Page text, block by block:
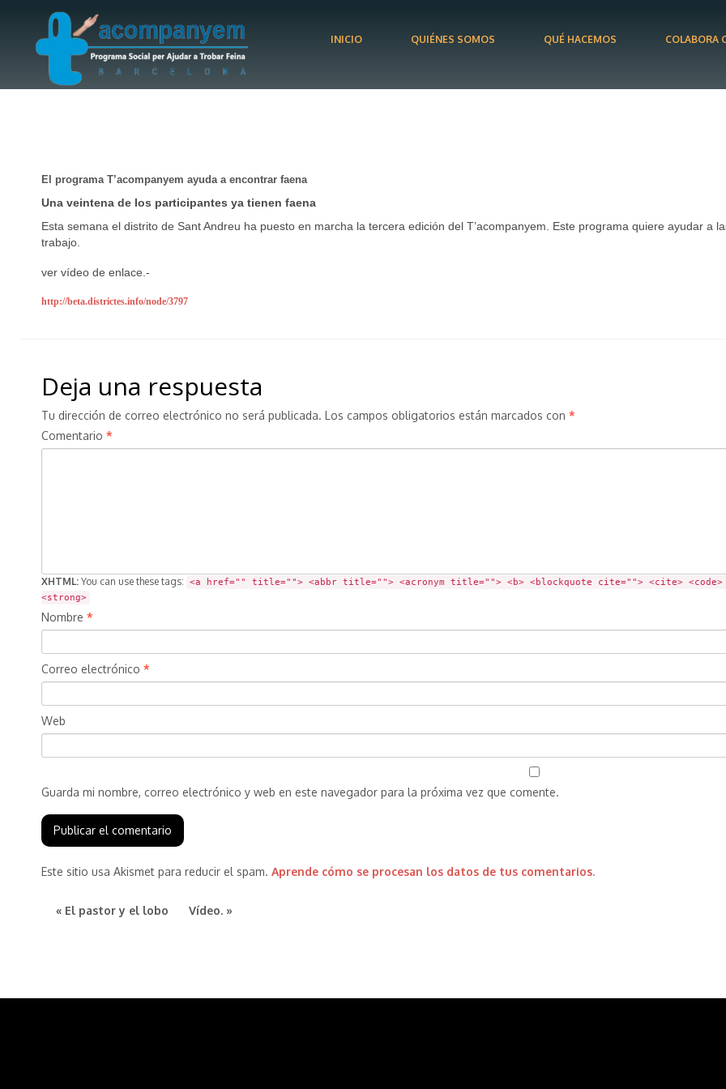
INICIO QUIÉNES SOMOS QUÉ HACEMOS COLABORA
El programa T’acompanyem ayuda a encontrar faena
Una veintena de los participantes ya tienen faena
Esta semana el distrito de Sant Andreu ha puesto en marcha la tercera edición del T’acompanyem. Este programa quiere ayudar a
trabajo.
ver vídeo de enlace.-
http://beta.districtes.info/node/3797
Deja una respuesta
Tu dirección de correo electrónico no será publicada. Los campos obligatorios están marcados con *
Comentario *
XHTML: You can use these tags:
<a href="" title=""> <abbr title=""> <acronym title=""> <b> <blockquote cite=""> <cite> <code>
<strong>
Nombre *
Correo electrónico *
Web
Guarda mi nombre, correo electrónico y web en este navegador para la próxima vez que comente.
Este sitio usa Akismet para reducir el spam. Aprende cómo se procesan los datos de tus comentarios.
« El pastor y el lobo Vídeo. »